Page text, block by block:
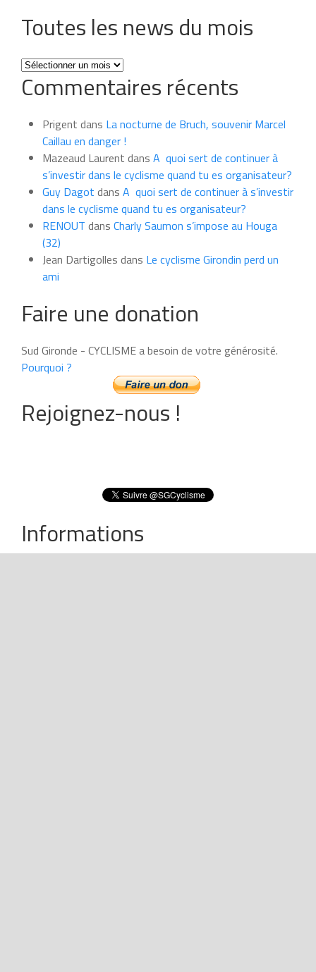
Toutes les news du mois
Toutes
les
news
mois
Commentaires récents
Prigent dans La nocturne de Bruch, souvenir Marcel
Caillau en danger !
Mazeaud Laurent dans A quoi sert de continuer à
s’investir dans le cyclisme quand tu es organisateur?
Guy Dagot dans A quoi sert de continuer à s’investir
dans le cyclisme quand tu es organisateur?
RENOUT dans Charly Saumon s’impose au Houga
(32)
Jean Dartigolles dans Le cyclisme Girondin perd un
ami
Faire une donation
Sud Gironde - CYCLISME a besoin de votre générosité.
Pourquoi ?
Rejoignez-nous !
Informations